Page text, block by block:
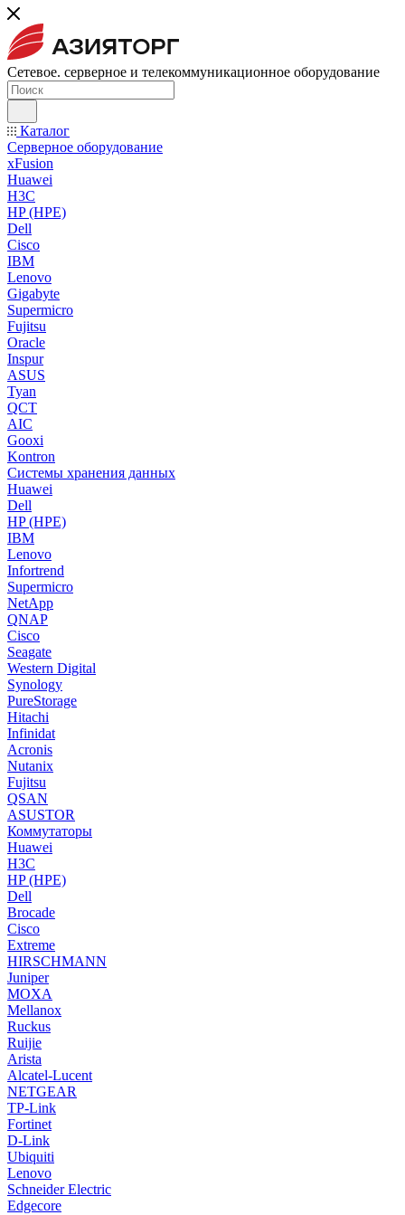
Сетевое. серверное и телекоммуникационное оборудование
Каталог
Серверное оборудование
xFusion
Huawei
H3C
HP (HPE)
Dell
Cisco
IBM
Lenovo
Gigabyte
Supermicro
Fujitsu
Oracle
Inspur
ASUS
Tyan
QCT
AIC
Gooxi
Kontron
Системы хранения данных
Huawei
Dell
HP (HPE)
IBM
Lenovo
Infortrend
Supermicro
NetApp
QNAP
Cisco
Seagate
Western Digital
Synology
PureStorage
Hitachi
Infinidat
Acronis
Nutanix
Fujitsu
QSAN
ASUSTOR
Коммутаторы
Huawei
H3C
HP (HPE)
Dell
Brocade
Cisco
Extreme
HIRSCHMANN
Juniper
MOXA
Mellanox
Ruckus
Ruijie
Arista
Alcatel-Lucent
NETGEAR
TP-Link
Fortinet
D-Link
Ubiquiti
Lenovo
Schneider Electric
Edgecore